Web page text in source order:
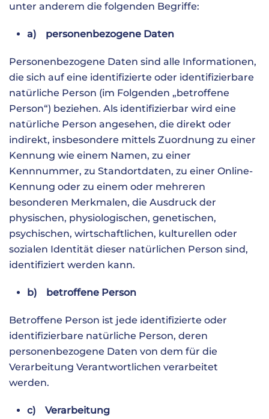
unter anderem die folgenden Begriffe:
a) personenbezogene Daten
Personenbezogene Daten sind alle Informationen,
die sich auf eine identifizierte oder identifizierbare
natürliche Person (im Folgenden „betroffene
Person“) beziehen. Als identifizierbar wird eine
natürliche Person angesehen, die direkt oder
indirekt, insbesondere mittels Zuordnung zu einer
Kennung wie einem Namen, zu einer
Kennnummer, zu Standortdaten, zu einer Online-
Kennung oder zu einem oder mehreren
besonderen Merkmalen, die Ausdruck der
physischen, physiologischen, genetischen,
psychischen, wirtschaftlichen, kulturellen oder
sozialen Identität dieser natürlichen Person sind,
identifiziert werden kann.
b) betroffene Person
Betroffene Person ist jede identifizierte oder
identifizierbare natürliche Person, deren
personenbezogene Daten von dem für die
Verarbeitung Verantwortlichen verarbeitet
werden.
c) Verarbeitung